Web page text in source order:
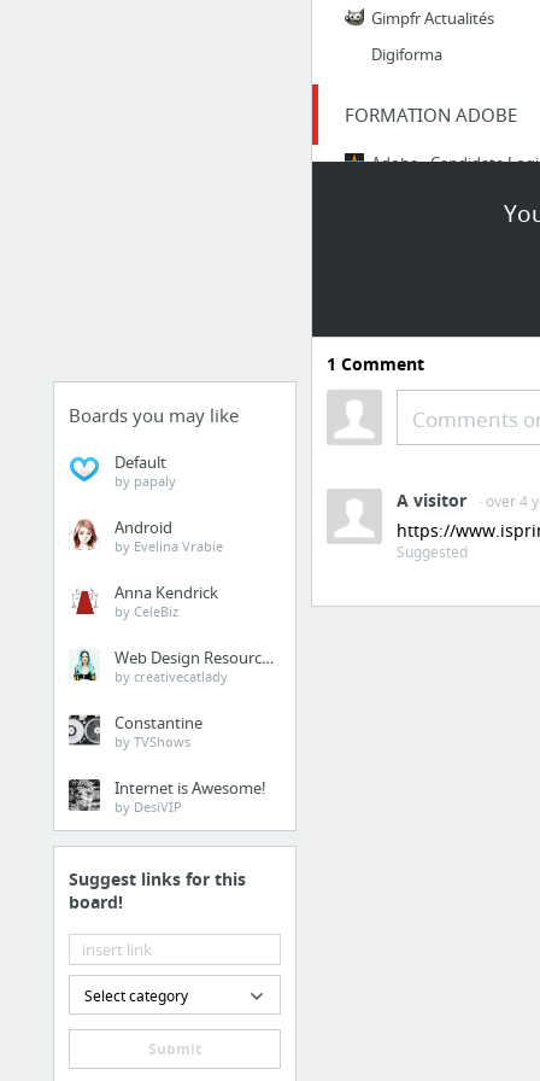
Boards you may like
Default
by papaly
Android
by Evelina Vrabie
Anna Kendrick
by CeleBiz
Web Design Resources
by creativecatlady
Constantine
by TVShows
Internet is Awesome!
by DesiVIP
Suggest links for this
board!
Select category
Submit
Gimpfr Actualités
Digiforma
FORMATION ADOBE
Actions de formation
CNEFOP
3 more
Les expertes
1 Comment
Comments
A visitor · over 4
https://
Suggested